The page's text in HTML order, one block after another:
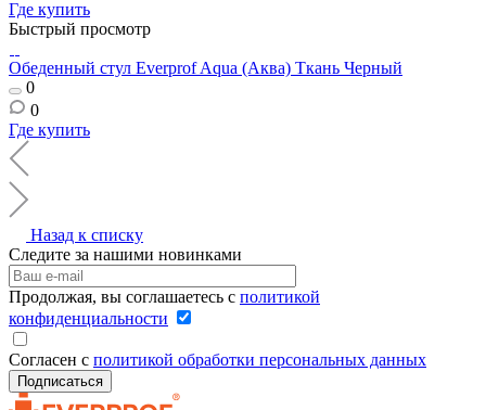
Где купить
Быстрый просмотр
Обеденный стул Everprof Aqua (Аква) Ткань Черный
0
0
Где купить
Назад к списку
Следите за нашими новинками
Продолжая, вы соглашаетесь с политикой
конфиденциальности
Согласен с политикой обработки персональных данных